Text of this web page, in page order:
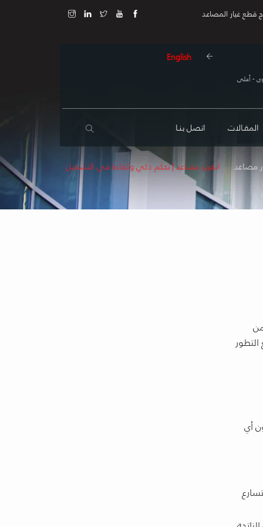
قطع غيار المصاعد
- أعلى
English
المقـالات اتصل بنـا
مصاعد انفرتر مصاعد | تحكم ذكي وكفاءة في التشغيل
أي